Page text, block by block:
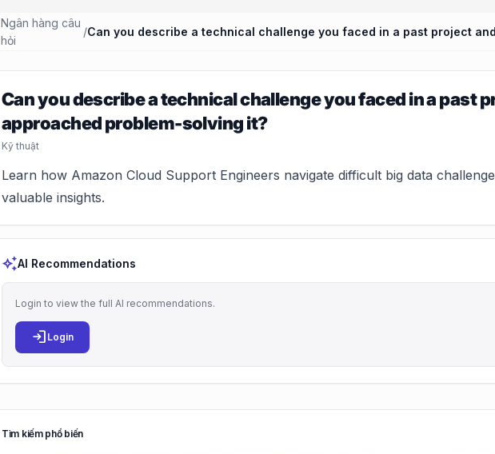
Ngân hàng câu
hỏi
/
Can you describe a technical challenge you faced in a past
approached problem-solving it?
Kỹ thuật
Learn how Amazon Cloud Support Engineers navigate difficult big data
valuable insights.
auto_awesomeAI Recommendations
Login to view the full AI recommendations.
login Login
Tìm kiếm phổ biến